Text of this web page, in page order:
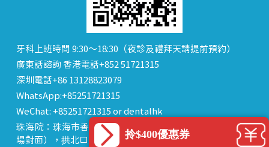
牙科上班時間 9:30～18:30（夜診及禮拜天請提前預約）
廣東話諮詢 香港電話+852 51721315
深圳電話+86 13128823079
WhatsApp:+85251721315
WeChat: +85251721315 or dentalhk
珠海院：珠海市香洲區 拱北中建商業大廈 15樓（迎賓廣
場對面），拱北口岸步行8分鐘直達
拎$400優惠券